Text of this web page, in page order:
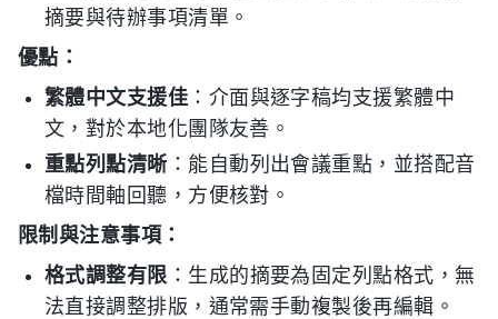
摘要與待辦事項清單。
優點：
繁體中文支援佳 ：介面與逐字稿均支援繁體中
文，對於本地化團隊友善。
重點列點清晰 ：能自動列出會議重點，並搭配音
檔時間軸回聽，方便核對。
限制與注意事項：
格式調整有限 ：生成的摘要為固定列點格式，無
法直接調整排版，通常需手動複製後再編輯。